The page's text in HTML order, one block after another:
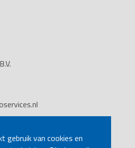
gebruik van cookies en